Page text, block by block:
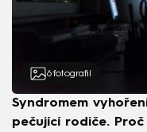
6 fotografií
Syndromem
pečující rodiče.